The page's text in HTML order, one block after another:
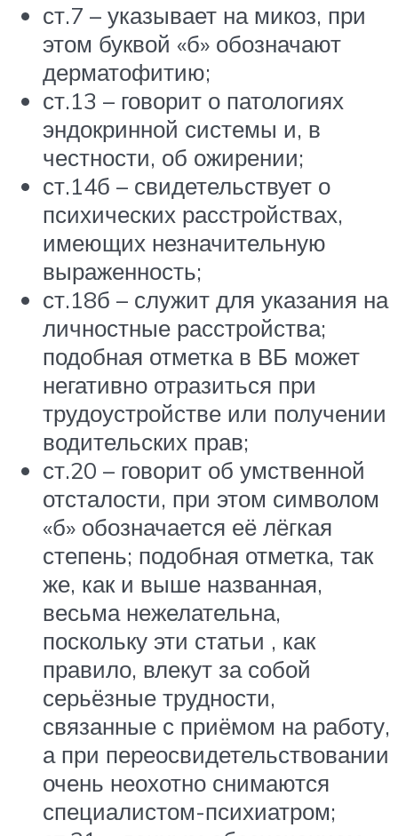
ст.7 – указывает на микоз, при
этом буквой «б» обозначают
дерматофитию;
ст.13 – говорит о патологиях
эндокринной системы и, в
честности, об ожирении;
ст.14б – свидетельствует о
психических расстройствах,
имеющих незначительную
выраженность;
ст.18б – служит для указания на
личностные расстройства;
подобная отметка в ВБ может
негативно отразиться при
трудоустройстве или получении
водительских прав;
ст.20 – говорит об умственной
отсталости, при этом символом
«б» обозначается её лёгкая
степень; подобная отметка, так
же, как и выше названная,
весьма нежелательна,
поскольку эти статьи , как
правило, влекут за собой
серьёзные трудности,
связанные с приёмом на работу,
а при переосвидетельствовании
очень неохотно снимаются
специалистом-психиатром;